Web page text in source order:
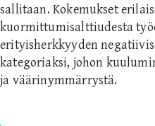
sallitaan. Kokemukset
kuormittumisalttiudesta
erityisherkkyyden
kategoriaksi, johon
ja väärinymmärrystä.